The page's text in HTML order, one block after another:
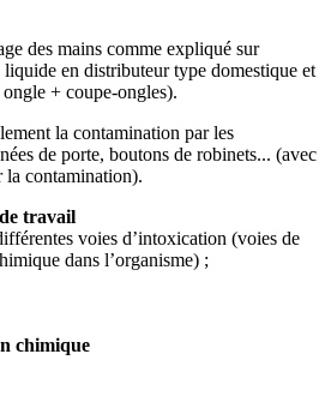
des mains comme expliqué sur
en distributeur type domestique et
ongle + coupe-ongles).
la contamination par les
de porte, boutons de robinets... (avec
la contamination).
travail
voies d’intoxication (voies de
dans l’organisme) ;
chimique